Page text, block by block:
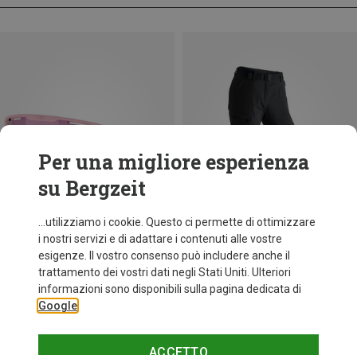
+8
fino a 34%
Per una migliore esperienza
su Bergzeit
...utilizziamo i cookie. Questo ci permette di ottimizzare
i nostri servizi e di adattare i contenuti alle vostre
esigenze. Il vostro consenso può includere anche il
trattamento dei vostri dati negli Stati Uniti. Ulteriori
informazioni sono disponibili sulla pagina dedicata di
Google